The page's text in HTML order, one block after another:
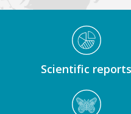
Médiathèque Footer
Scientific reports